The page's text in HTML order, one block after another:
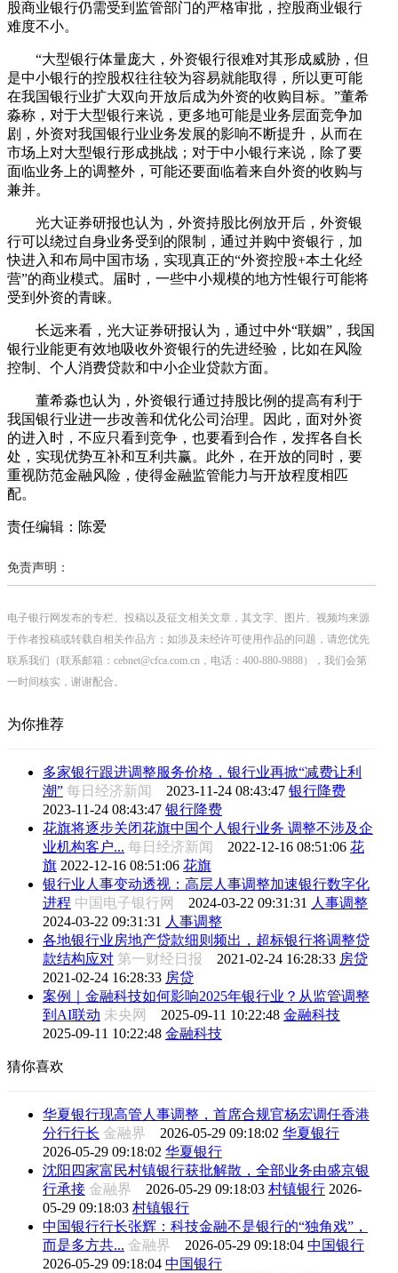
股商业银行仍需受到监管部门的严格审批，控股商业银行
难度不小。
“大型银行体量庞大，外资银行很难对其形成威胁，但
是中小银行的控股权往往较为容易就能取得，所以更可能
在我国银行业扩大双向开放后成为外资的收购目标。”董希
淼称，对于大型银行来说，更多地可能是业务层面竞争加
剧，外资对我国银行业业务发展的影响不断提升，从而在
市场上对大型银行形成挑战；对于中小银行来说，除了要
面临业务上的调整外，可能还要面临着来自外资的收购与
兼并。
光大证券研报也认为，外资持股比例放开后，外资银
行可以绕过自身业务受到的限制，通过并购中资银行，加
快进入和布局中国市场，实现真正的“外资控股+本土化经
营”的商业模式。届时，一些中小规模的地方性银行可能将
受到外资的青睐。
长远来看，光大证券研报认为，通过中外“联姻”，我国
银行业能更有效地吸收外资银行的先进经验，比如在风险
控制、个人消费贷款和中小企业贷款方面。
董希淼也认为，外资银行通过持股比例的提高有利于
我国银行业进一步改善和优化公司治理。因此，面对外资
的进入时，不应只看到竞争，也要看到合作，发挥各自长
处，实现优势互补和互利共赢。此外，在开放的同时，要
重视防范金融风险，使得金融监管能力与开放程度相匹
配。
责任编辑：陈爱
免责声明：
电子银行网发布的专栏、投稿以及征文相关文章，其文字、图片、视频均来源
于作者投稿或转载自相关作品方；如涉及未经许可使用作品的问题，请您优先
联系我们（联系邮箱：cebnet@cfca.com.cn，电话：400-880-9888），我们会第
一时间核实，谢谢配合。
为你推荐
多家银行跟进调整服务价格，银行业再掀“减费让利
潮” 每日经济新闻 2023-11-24 08:43:47 银行降费
2023-11-24 08:43:47 银行降费
花旗将逐步关闭花旗中国个人银行业务 调整不涉及企
业机构客户... 每日经济新闻 2022-12-16 08:51:06 花
旗 2022-12-16 08:51:06 花旗
银行业人事变动透视：高层人事调整加速银行数字化
进程 中国电子银行网 2024-03-22 09:31:31 人事调整
2024-03-22 09:31:31 人事调整
各地银行业房地产贷款细则频出，超标银行将调整贷
款结构应对 第一财经日报 2021-02-24 16:28:33 房贷
2021-02-24 16:28:33 房贷
案例｜金融科技如何影响2025年银行业？从监管调整
到AI联动 未央网 2025-09-11 10:22:48 金融科技
2025-09-11 10:22:48 金融科技
猜你喜欢
华夏银行现高管人事调整，首席合规官杨宏调任香港
分行行长 金融界 2026-05-29 09:18:02 华夏银行
2026-05-29 09:18:02 华夏银行
沈阳四家富民村镇银行获批解散，全部业务由盛京银
行承接 金融界 2026-05-29 09:18:03 村镇银行 2026-
05-29 09:18:03 村镇银行
中国银行行长张辉：科技金融不是银行的“独角戏”，
而是多方共... 金融界 2026-05-29 09:18:04 中国银行
2026-05-29 09:18:04 中国银行